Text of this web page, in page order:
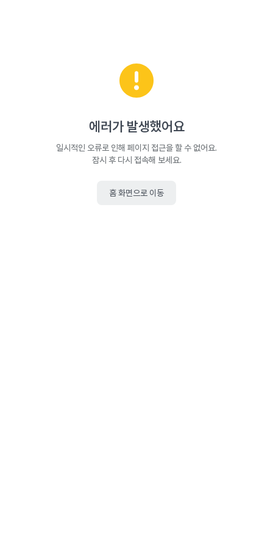
에러가 발생했어요
일시적인 오류로 인해 페이지 접근을 할 수 없어요.
잠시 후 다시 접속해 보세요.
홈 화면으로 이동